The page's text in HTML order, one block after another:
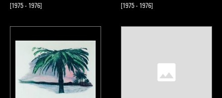
[1975 - 1976]
[1975 - 1976]